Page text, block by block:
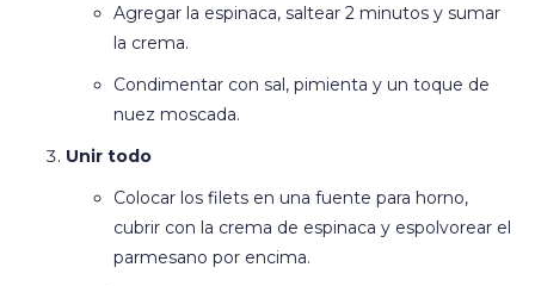
Agregar la espinaca, saltear 2 minutos y sumar
la crema.
Condimentar con sal, pimienta y un toque de
nuez moscada.
Unir todo
Colocar los filets en una fuente para horno,
cubrir con la crema de espinaca y espolvorear el
parmesano por encima.